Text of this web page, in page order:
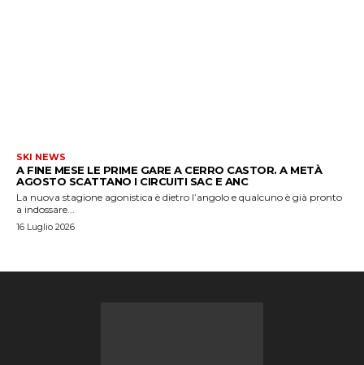
SKI NEWS
A FINE MESE LE PRIME GARE A CERRO CASTOR. A METÀ
AGOSTO SCATTANO I CIRCUITI SAC E ANC
La nuova stagione agonistica è dietro l’angolo e qualcuno è già pronto
a indossare...
16 Luglio 2026